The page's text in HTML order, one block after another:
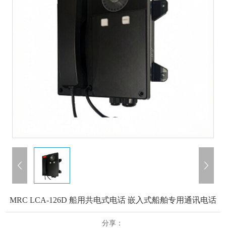
MRC LCA-126D 船用共电式电话 嵌入式船舶专用通讯电话
分享：